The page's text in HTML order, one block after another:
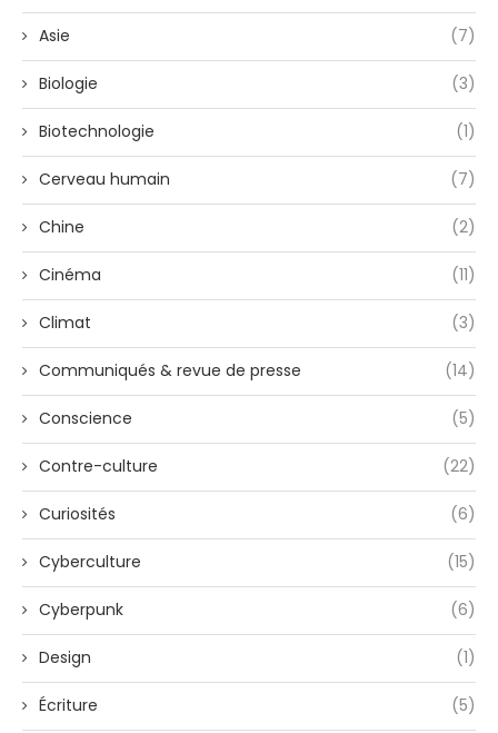
Asie (7)
Biologie (3)
Biotechnologie (1)
Cerveau humain (7)
Chine (2)
Cinéma (11)
Climat (3)
Communiqués & revue de presse (14)
Conscience (5)
Contre-culture (22)
Curiosités (6)
Cyberculture (15)
Cyberpunk (6)
Design (1)
Écriture (5)